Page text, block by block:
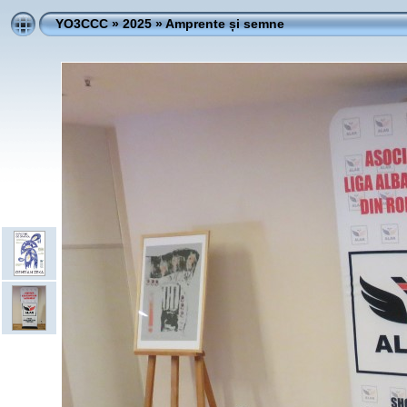
YO3CCC»2025»Amprente și semne